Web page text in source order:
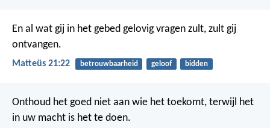
En al wat gij in het gebed gelovig vragen zult, zult gij
ontvangen.
Matteüs 21:22 betrouwbaarheid geloof bidden
Onthoud het goed niet aan wie het toekomt, terwijl het
in uw macht is het te doen.